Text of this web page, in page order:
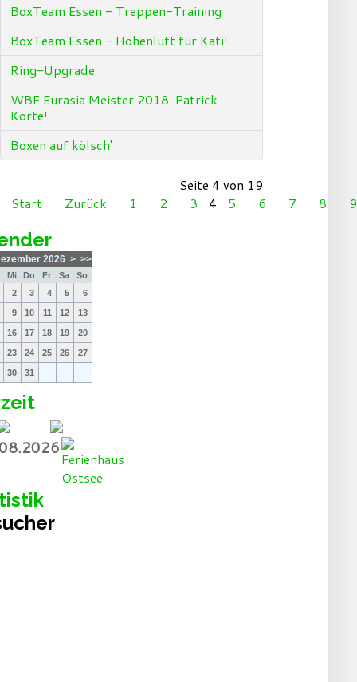
BoxTeam Essen - Treppen-Training
BoxTeam Essen - Höhenluft für Kati!
Ring-Upgrade
WBF Eurasia Meister 2018: Patrick
Korte!
Boxen auf kölsch'
Seite 4 von 19
Start
Zurück 1 2 3 4 5 6 7 8 9
2026 > >>
Mi Do Fr Sa
So
2
3 4 5 6
9 10 11 12 13
16 17 18 19 20
23 24 25 26 27
30 31